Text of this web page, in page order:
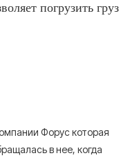
погрузить груз
Форус которая
в нее, когда